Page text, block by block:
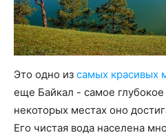
Это одно из самых красивых
еще Байкал - самое
некоторых местах оно
Его чистая вода населена